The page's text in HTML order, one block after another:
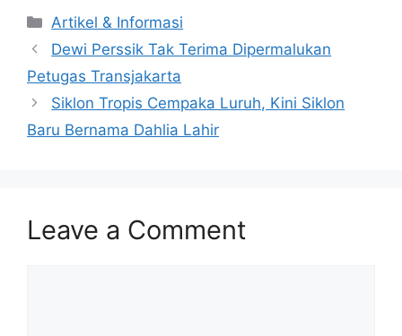
Artikel & Informasi
Dewi Perssik Tak Terima Dipermalukan
Petugas Transjakarta
Siklon Tropis Cempaka Luruh, Kini Siklon
Baru Bernama Dahlia Lahir
Leave a Comment